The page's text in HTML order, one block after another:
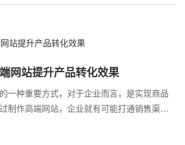
在网站建设的费用中，但绝大多数企业提供
网站提升产品转化效果
一种重要方式，对于企业而言，是实现商品
制作高端网站，企业就有可能打通销售渠
卖，或者向客户提供服务，从而彼此交易或